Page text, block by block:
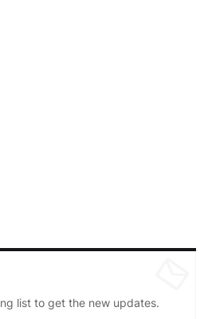
list to get the new updates.